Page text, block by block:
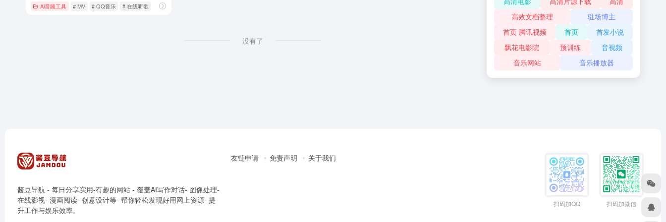
Ai音频工具 # MV # QQ音乐 # 在线听歌
没有了
高效文档整理
驻场博主
首页 腾讯视频
首页
首发小说
飘花电影院
预训练
音视频
音乐网站
音乐播放器
酱豆导航 - 每日分享实用-有趣的网站 - 覆盖AI写作对话- 图像处理-
在线影视- 漫画阅读- 创意设计等- 帮你轻松发现好用网上资源- 提
升工作与娱乐效率。
友链申请 免责声明 关于我们
扫码加QQ 扫码加微信